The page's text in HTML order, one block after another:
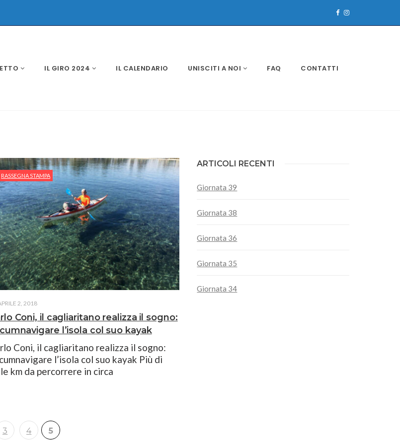
IL GIRO 2024 IL CALENDARIO UNISCITI A NOI FAQ CONTATTI
RASSEGNA STAMPA
2, 2018
Coni, il cagliaritano realizza il sogno:
l’isola col suo kayak
Coni, il cagliaritano realizza il sogno:
l’isola col suo kayak Più di
km da percorrere in circa
3 4 5
ARTICOLI RECENTI
Giornata 39
Giornata 38
Giornata 36
Giornata 35
Giornata 34